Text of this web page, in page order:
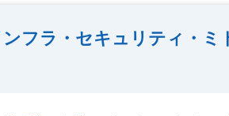
フラ・セキュリティ・ミ